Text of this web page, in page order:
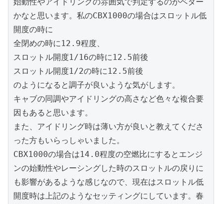
かなと思います。私のCBX1000の場合はスロットル低
開度の時に
全閉めの時に12.9程度、
スロットル開度1/16の時に12.5前後
スロットル開度1/2の時に12.5前後
のようになると調子が良いような気がします。
キャブの同調やアイドリングの高さなど色々な複合要
因もあると思います。
また、アイドリング時は薄い方が良いと教えてくださ
った方もいらっしゃいました。
CBX1000の場合は14.0程度の空燃比にするとエンジ
ンの始動性やレーシングした時のスロットルの戻りに
も影響があるような感じなので、現在はスロットル低
開度時は上記のようなセッティングにしています。春